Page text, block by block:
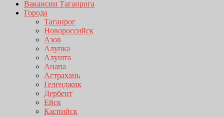
Вакансии Таганрога
Города
Таганрог
Новороссийск
Азов
Алупка
Алушта
Анапа
Астрахань
Геленджик
Дербент
Ейск
Каспийск